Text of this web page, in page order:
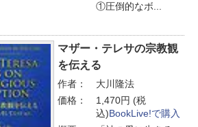
①圧倒的なボ...
マザー・テレサの宗教観
を伝える
作者：
大川隆法
価格：
1,470円 (税
込)BookLive!で購入